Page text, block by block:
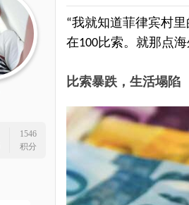
1546
积分
“我就知道菲律宾村
在100比索。就那点
比索暴跌，生活塌陷